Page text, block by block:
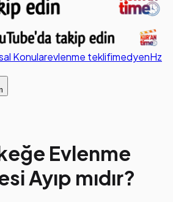
Konularevlenme teklifimedyenHz
Evlenme
Ayıp mıdır?